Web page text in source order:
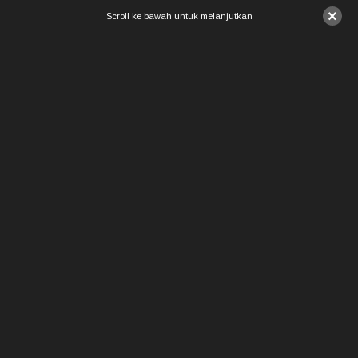
×
Scroll ke bawah untuk melanjutkan